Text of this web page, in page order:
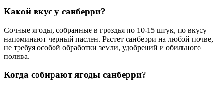
Какой вкус у санберри?
Сочные ягоды, собранные в гроздья по 10-15 штук, по вкусу
напоминают черный паслен. Растет санберри на любой почве,
не требуя особой обработки земли, удобрений и обильного
полива.
Когда собирают ягоды санберри?